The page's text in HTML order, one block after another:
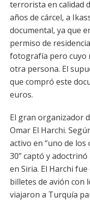
terrorista en calidad
años de cárcel, a
documental, ya que
permiso de
fotografía pero cuyo
otra persona. El
que compró este
euros.
El gran organizador
Omar El Harchi.
activo en “uno de los
30” captó y
en Siria. El Harchi
billetes de avión con
viajaron a Turquía